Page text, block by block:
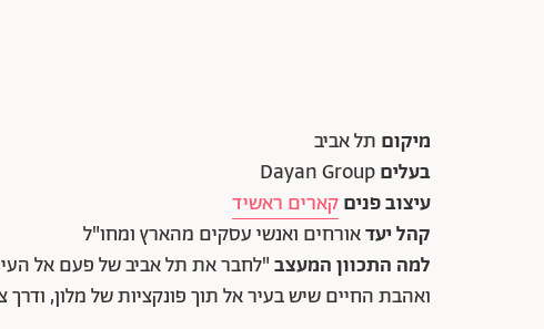
מיקום תל אביב
בעלים
עיצוב פניםקארים ראשיד
קהל יעדאורחים ואנשי עסקים מהארץ ומחו"ל
למה התכוון המעצב"לחבר את תל אביב של פעם אל
ואהבת החיים שיש בעיר אל תוך פונקציות של מלון,